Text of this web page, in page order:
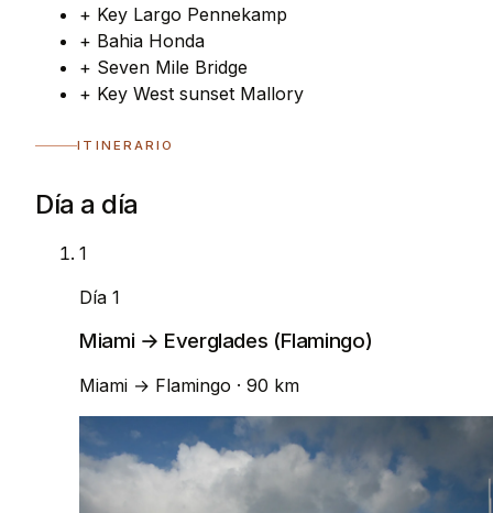
+ Key Largo Pennekamp
+ Bahia Honda
+ Seven Mile Bridge
+ Key West sunset Mallory
ITINERARIO
Día a día
1
Día 1
Miami → Everglades (Flamingo)
Miami → Flamingo · 90 km